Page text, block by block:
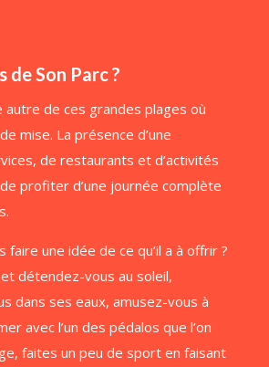
de Son Parc ?
autre de ces grandes plages où
mise. La présence d’une
de restaurants et d’activités
profiter d’une journée complète
faire une idée de ce qu’il a à offrir ?
détendez-vous au soleil,
dans ses eaux, amusez-vous à
avec l’un des pédalos que l’on
faites un peu de sport en faisant